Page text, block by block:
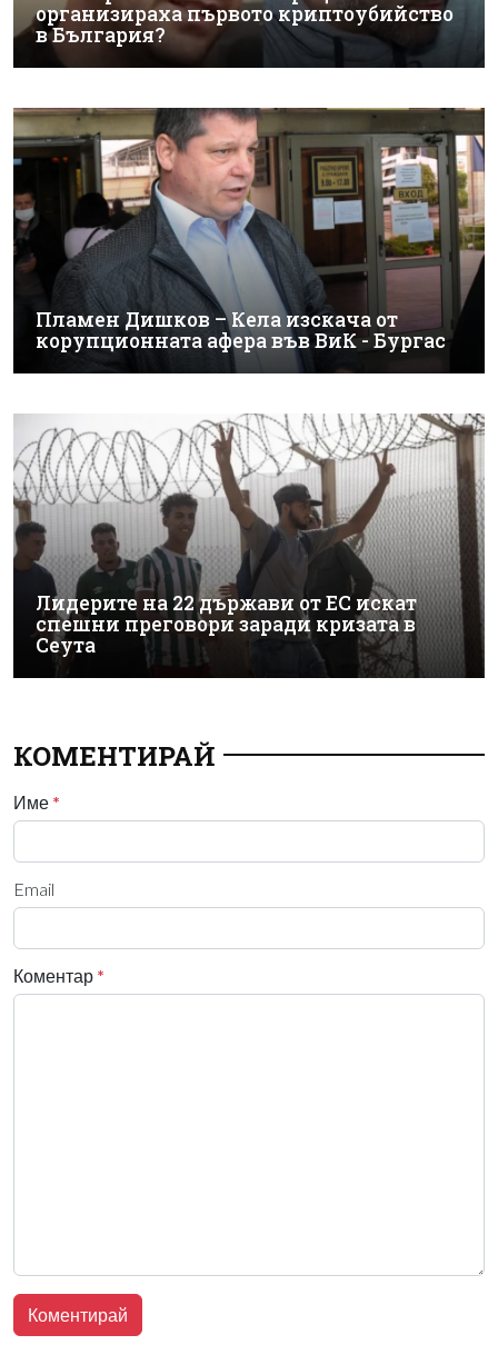
организираха първото криптоубийство
в България?
Пламен Дишков – Кела изскача от
корупционната афера във ВиК - Бургас
Лидерите на 22 държави от ЕС искат
спешни преговори заради кризата в
Сеута
КОМЕНТИРАЙ
Име *
Email
Коментар *